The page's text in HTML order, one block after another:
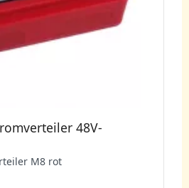
48V-
M8 rot